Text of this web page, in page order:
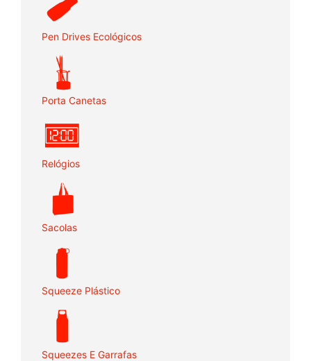
Pen Drives Ecológicos
Porta Canetas
Relógios
Sacolas
Squeeze Plástico
Squeezes E Garrafas